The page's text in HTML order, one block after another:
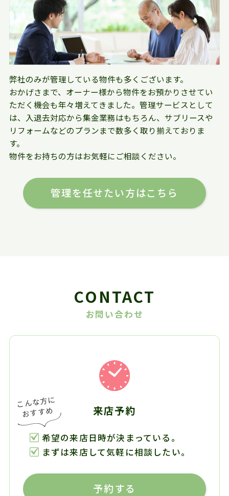
弊社のみが管理している物件も多くございます。
おかげさまで、オーナー様から物件をお預かりさせてい
ただく機会も年々増えてきました。管理サービスとして
は、入退去対応から集金業務はもちろん、サブリースや
リフォームなどのプランまで数多く取り揃えておりま
す。
物件をお持ちの方はお気軽にご相談ください。
管理を任せたい方はこちら
CONTACT
お問い合わせ
来店予約
希望の来店日時が決まっている。
まずは来店して気軽に相談したい。
予約する